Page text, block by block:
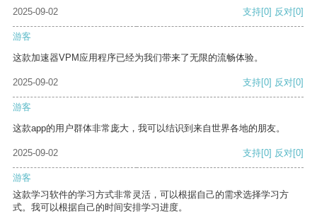
2025-09-02 支持[0] 反对[0]
游客
这款加速器VPM应用程序已经为我们带来了无限的流畅体验。
2025-09-02 支持[0] 反对[0]
游客
这款app的用户群体非常庞大，我可以结识到来自世界各地的朋友。
2025-09-02 支持[0] 反对[0]
游客
这款学习软件的学习方式非常灵活，可以根据自己的需求选择学习方
式。我可以根据自己的时间安排学习进度。